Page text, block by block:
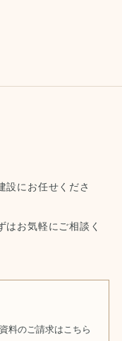
設にお任せくださ
はお気軽にご相談く
資料のご請求はこちら